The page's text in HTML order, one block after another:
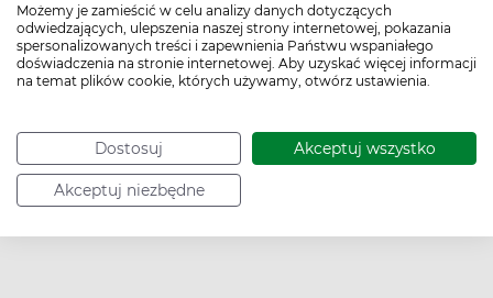
Możemy je zamieścić w celu analizy danych dotyczących
odwiedzających, ulepszenia naszej strony internetowej, pokazania
spersonalizowanych treści i zapewnienia Państwu wspaniałego
doświadczenia na stronie internetowej. Aby uzyskać więcej informacji
na temat plików cookie, których używamy, otwórz ustawienia.
Dostosuj Akceptuj wszystko
Akceptuj niezbędne
Problem:
Bakterie / Infekcja / Infekcja bakteryjna /
Odleżyny / Rana skóry / Wrzody
Specyfika: